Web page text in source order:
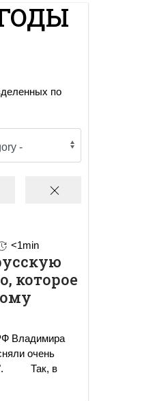
ГОДЫ
по
<1min
которое
Владимира
очень
в